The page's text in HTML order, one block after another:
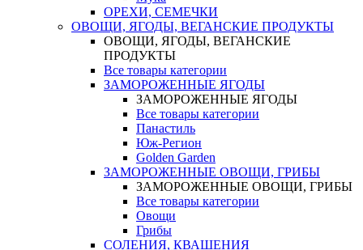
ОРЕХИ, СЕМЕЧКИ
ОВОЩИ, ЯГОДЫ, ВЕГАНСКИЕ ПРОДУКТЫ
ОВОЩИ, ЯГОДЫ, ВЕГАНСКИЕ
ПРОДУКТЫ
Все товары категории
ЗАМОРОЖЕННЫЕ ЯГОДЫ
ЗАМОРОЖЕННЫЕ ЯГОДЫ
Все товары категории
Панастиль
Юж-Регион
Golden Garden
ЗАМОРОЖЕННЫЕ ОВОЩИ, ГРИБЫ
ЗАМОРОЖЕННЫЕ ОВОЩИ, ГРИБЫ
Все товары категории
Овощи
Грибы
СОЛЕНИЯ, КВАШЕНИЯ